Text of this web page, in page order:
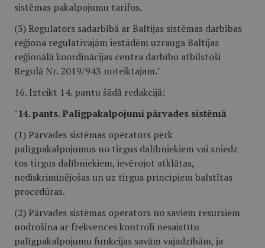
sistēmas pakalpojumu tarifos.
(3) Regulators sadarbībā ar Baltijas sistēmas darbības
reģiona regulatīvajām iestādēm uzrauga Baltijas
reģionālā koordinācijas centra darbību atbilstoši
Regulā Nr. 2019/943 noteiktajam."
16. Izteikt 14. pantu šādā redakcijā:
"14. pants. Palīgpakalpojumi pārvades sistēmā
(1) Pārvades sistēmas operators pērk
palīgpakalpojumus no tirgus dalībniekiem vai sniedz
tos tirgus dalībniekiem, ievērojot atklātas,
nediskriminējošas un uz tirgus principiem balstītas
procedūras.
(2) Pārvades sistēmas operators no saviem resursiem
nodrošina ar frekvences kontroli nesaistītu
palīgpakalpojumu funkcijas savām vajadzībām, ja